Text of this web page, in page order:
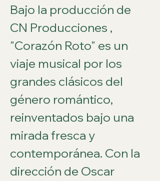
Bajo la producción de
CN Producciones ,
"Corazón Roto" es un
viaje musical por los
grandes clásicos del
género romántico,
reinventados bajo una
mirada fresca y
contemporánea. Con la
dirección de Oscar